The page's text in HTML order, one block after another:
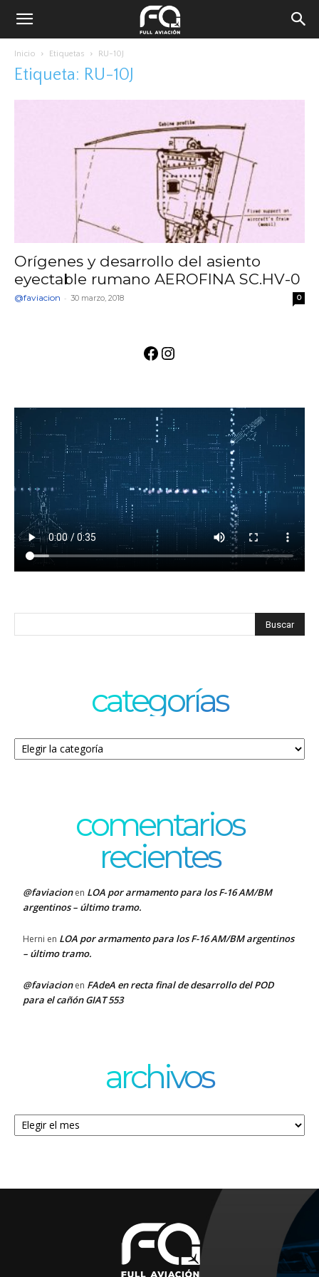
Inicio Etiquetas RU-10J
Etiqueta: RU-10J
Orígenes y desarrollo del asiento
eyectable rumano AEROFINA SC.HV-0
@faviacion - 30 marzo, 2018 0
Facebook
Instagram
categorías
Categorías
comentarios
recientes
@faviacionen LOA por armamento para los F-16 AM/BM
argentinos – último tramo.
Herni en LOA por armamento para los F-16 AM/BM argentinos
– último tramo.
@faviacionen FAdeA en recta final de desarrollo del POD
para el cañón GIAT 553
archivos
Archivos